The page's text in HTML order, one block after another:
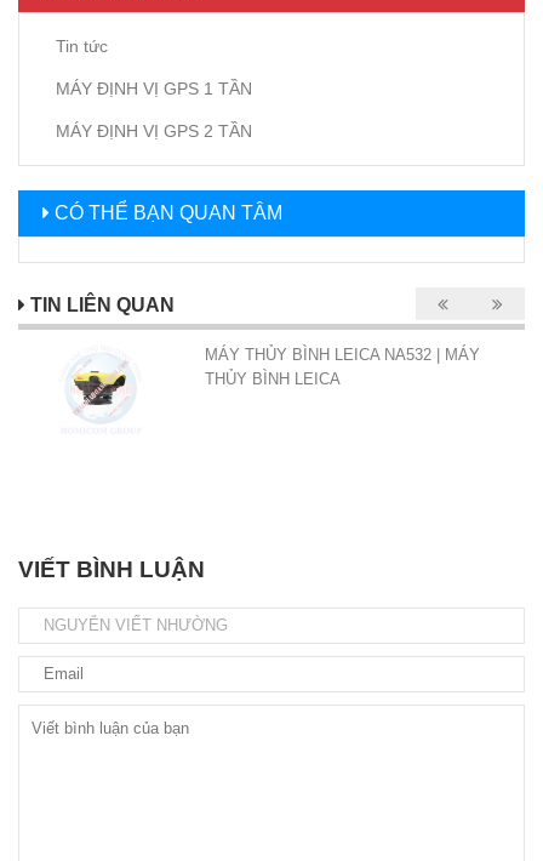
Tin tức
MÁY ĐỊNH VỊ GPS 1 TẦN
MÁY ĐỊNH VỊ GPS 2 TẦN
CÓ THỂ BẠN QUAN TÂM
TIN LIÊN QUAN
MÁY THỦY BÌNH LEICA NA532 | MÁY
THỦY BÌNH LEICA
VIẾT BÌNH LUẬN